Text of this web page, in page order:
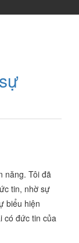
năng. Tôi đã
tin, nhờ sự
biểu hiện
có đức tin của